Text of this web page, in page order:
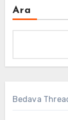
Ara
Bedava